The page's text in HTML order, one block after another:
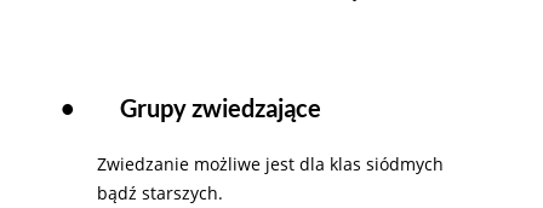
• Grupy zwiedzające
Zwiedzanie możliwe jest dla klas siódmych
bądź starszych.